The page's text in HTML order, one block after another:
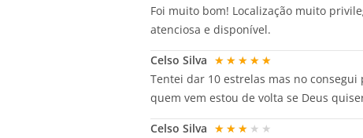
Foi muito bom! Localização muito
atenciosa e disponível.
Celso Silva ★★★★★
Tentei dar 10 estrelas mas no
quem vem estou de volta se Deus
Celso Silva ★★★★★